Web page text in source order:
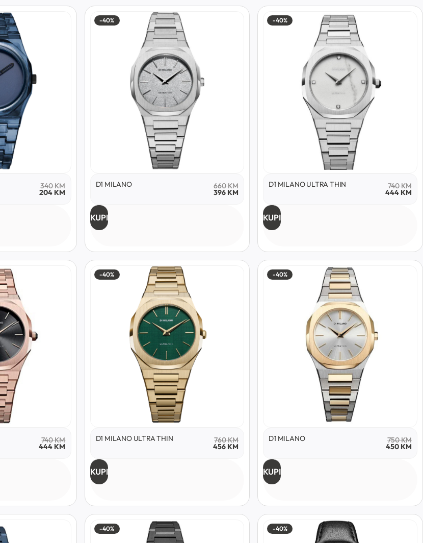
340KM
204 KM
-40%
D1 MILANO 660KM
396 KM
KUPI
-40%
D1 MILANO ULTRA THIN 740KM
444 KM
KUPI
740KM
444 KM
-40%
D1 MILANO ULTRA THIN 760KM
456 KM
KUPI
-40%
D1 MILANO 750KM
450 KM
KUPI
-40% -40%